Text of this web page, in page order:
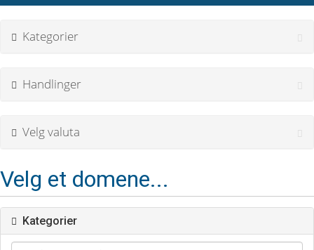
Kategorier
Handlinger
Velg valuta
Velg et domene...
Kategorier